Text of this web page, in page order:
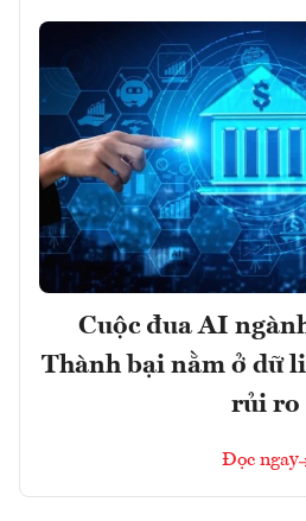
Cuộc đua AI
Thành bại nằm ở dữ
rủi ro
Đọc ngay